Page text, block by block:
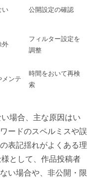
い 公開設定の確認
外
フィルター設定を
調整
メンテ
時間をおいて再検
索
場合、主な原因はい
ードのスペルミスや誤
表記揺れがよくある理
として、作品投稿者
い場合や、非公開・限